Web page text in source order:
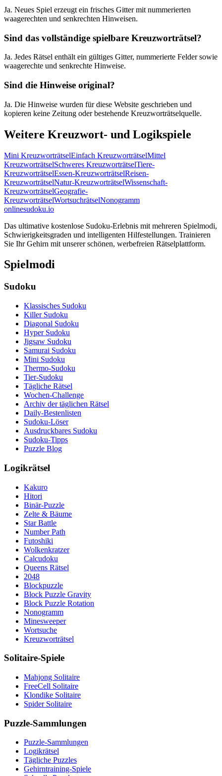
Ja. Neues Spiel erzeugt ein frisches Gitter mit nummerierten
waagerechten und senkrechten Hinweisen.
Sind das vollständige spielbare Kreuzworträtsel?
Ja. Jedes Rätsel enthält ein gültiges Gitter, nummerierte Felder sowie
waagerechte und senkrechte Hinweise.
Sind die Hinweise original?
Ja. Die Hinweise wurden für diese Website geschrieben und
kopieren keine Zeitung oder bestehende Kreuzworträtselquelle.
Weitere Kreuzwort- und Logikspiele
Mini KreuzworträtselEinfach KreuzworträtselMittel
KreuzworträtselSchweres KreuzworträtselTiere-
KreuzworträtselEssen-KreuzworträtselReisen-
KreuzworträtselNatur-KreuzworträtselWissenschaft-
KreuzworträtselGeografie-
KreuzworträtselWortsuchrätselNonogramm
onlinesudoku.io
Das ultimative kostenlose Sudoku-Erlebnis mit mehreren Spielmodi,
Schwierigkeitsgraden und intelligenten Hilfestellungen. Trainieren
Sie Ihr Gehirn mit unserer schönen, werbefreien Rätselplattform.
Spielmodi
Sudoku
Klassisches Sudoku
Killer Sudoku
Diagonal Sudoku
Hyper Sudoku
Jigsaw Sudoku
Samurai Sudoku
Mini Sudoku
Thermo-Sudoku
Tier-Sudoku
Tägliche Rätsel
Wochen-Challenge
Archiv der täglichen Rätsel
Daily-Bestenlisten
Sudoku-Löser
Ausdruckbares Sudoku
Sudoku-Tipps
Puzzle Blog
Logikrätsel
Kakuro
Hitori
Binär-Puzzle
Zelte & Bäume
Star Battle
Number Path
Futoshiki
Wolkenkratzer
Calcudoku
Queens Rätsel
2048
Blockpuzzle
Block Puzzle Gravity
Block Puzzle Rotation
Nonogramm
Minesweeper
Wortsuche
Kreuzworträtsel
Solitaire-Spiele
Mahjong Solitaire
FreeCell Solitaire
Klondike Solitaire
Spider Solitaire
Puzzle-Sammlungen
Puzzle-Sammlungen
Logikrätsel
Tägliche Puzzles
Gehirntraining-Spiele